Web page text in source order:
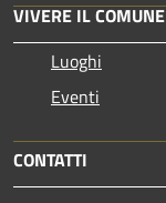
VIVERE IL COMUNE
Luoghi
Eventi
CONTATTI